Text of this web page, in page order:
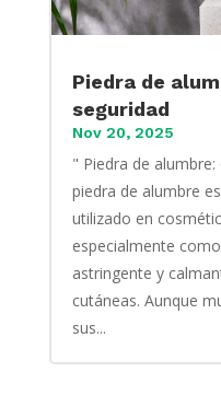
Piedra de
seguridad
Nov 20, 2025
" Piedra de
piedra de alumbre
utilizado en
especialmente
astringente y
cutáneas. Aunque
sus...